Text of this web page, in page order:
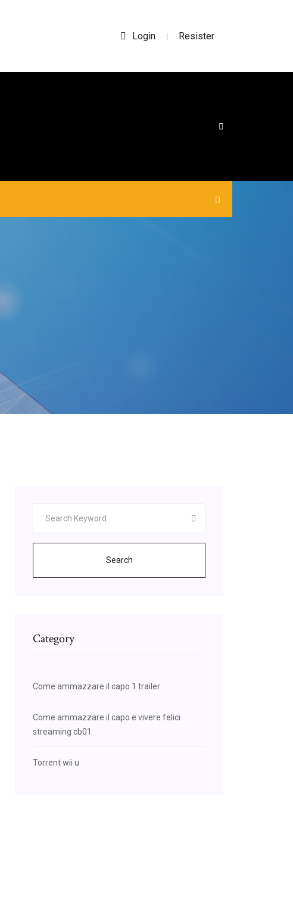
Login | Resister
Search
Category
Come ammazzare il capo 1 trailer
Come ammazzare il capo e vivere felici
streaming cb01
Torrent wii u